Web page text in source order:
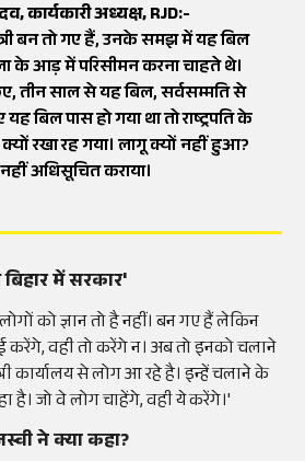
कार्यकारी अध्यक्ष, RJD:-
बन तो गए हैं, उनके समझ में यह बिल
के आड़ में परिसीमन करना चाहते थे।
तीन साल से यह बिल, सर्वसम्मति से
बिल पास हो गया था तो राष्ट्रपति के
रखा रह गया। लागू क्यों नहीं हुआ?
अधिसूचित कराया।
में सरकार'
को ज्ञान तो है नहीं। बन गए हैं लेकिन
करेंगे, वही तो करेंगे न। अब तो इनको चलाने
कार्यालय से लोग आ रहे है। इन्हें चलाने के
है। जो वे लोग चाहेंगे, वही ये करेंगे।'
ने क्या कहा?